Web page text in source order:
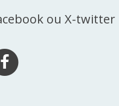
ou X-twitter